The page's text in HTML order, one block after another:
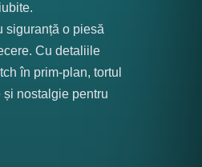
siguranță o piesă
Cu detaliile
în prim-plan, tortul
nostalgie pentru